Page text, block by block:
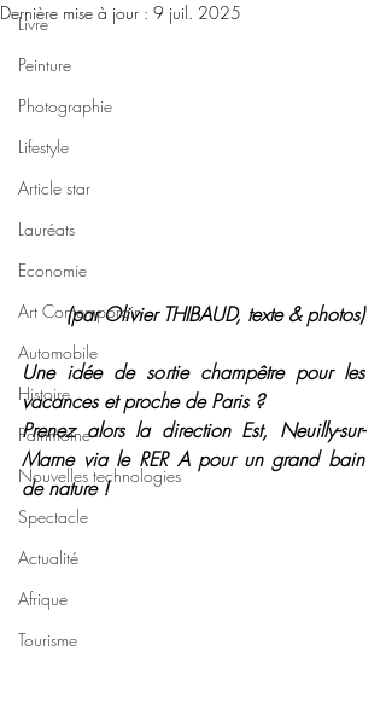
Livre
Peinture
Photographie
Lifestyle
Article star
Lauréats
Economie
Art Contemporain
Automobile
Histoire
Patrimoine
Nouvelles technologies
Spectacle
Actualité
Afrique
Tourisme
Dernière mise à jour : 9 juil. 2025
(par Olivier THIBAUD, texte & photos)
Une idée de sortie champêtre pour les
vacances et proche de Paris ?
Prenez alors la direction Est, Neuilly-sur-
Marne via le RER A pour un grand bain
de nature !